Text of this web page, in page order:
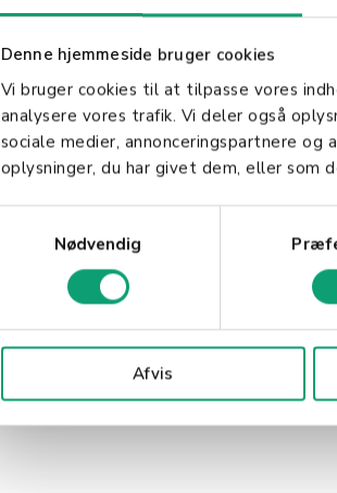
Denne hjemmeside bruger cookies
Vi bruger cookies til at tilpasse vores
analysere vores trafik. Vi deler også
sociale medier, annonceringspartnere og
oplysninger, du har givet dem, eller som
Nødvendig
Afvis
av trådløse terminaler bringer
effektivitet i
tjenester på nye og innovative
terminaler tilbyr en moderne,
Ved å omfavne denne
og holde tritt med den